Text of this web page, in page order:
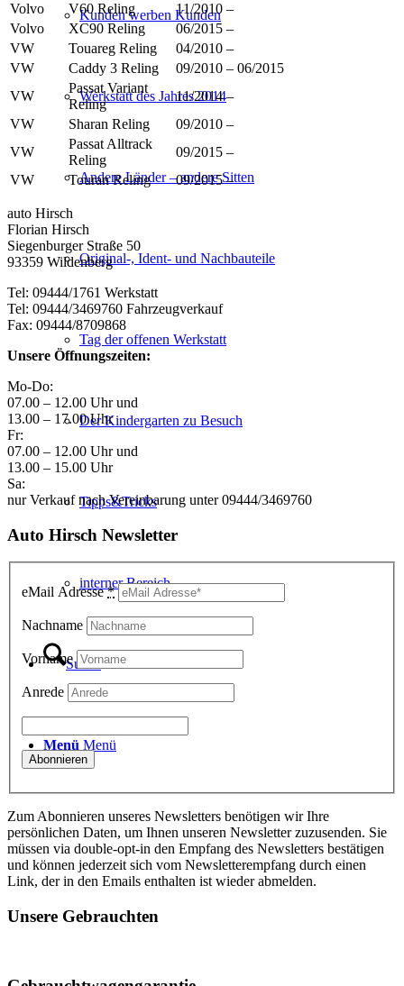
Kunden werben Kunden
Werkstatt des Jahres 2014
Andere Länder – andere Sitten
Original-, Ident- und Nachbauteile
Tag der offenen Werkstatt
Der Kindergarten zu Besuch
Tipps&Tricks
interner Bereich
Suche
Menü Menü
Volvo
V60 Reling
11/2010 –
Volvo
XC90 Reling
06/2015 –
VW
Touareg Reling
04/2010 –
VW
Caddy 3 Reling
09/2010 – 06/2015
VW
Passat Variant
Reling
11/2014 –
VW
Sharan Reling
09/2010 –
VW
Passat Alltrack
Reling
09/2015 –
VW
Touran Reling 09/2015 –
auto Hirsch
Florian Hirsch
Siegenburger Straße 50
93359 Wildenberg
Tel: 09444/1761 Werkstatt
Tel: 09444/3469760 Fahrzeugverkauf
Fax: 09444/8709868
Unsere Öffnungszeiten:
Mo-Do:
07.00 – 12.00 Uhr und
13.00 – 17.00 Uhr
Fr:
07.00 – 12.00 Uhr und
13.00 – 15.00 Uhr
Sa:
nur Verkauf nach Vereinbarung unter 09444/3469760
Auto Hirsch Newsletter
eMail Adresse*
Nachname
Vorname
Anrede
Zum Abonnieren unseres Newsletters benötigen wir Ihre
persönlichen Daten, um Ihnen unseren Newsletter zuzusenden. Sie
müssen via double-opt-in den Empfang des Newsletters bestätigen
und können jederzeit sich vom Newsletterempfang durch einen
Link, der in den Emails enthalten ist wieder abmelden.
Unsere Gebrauchten